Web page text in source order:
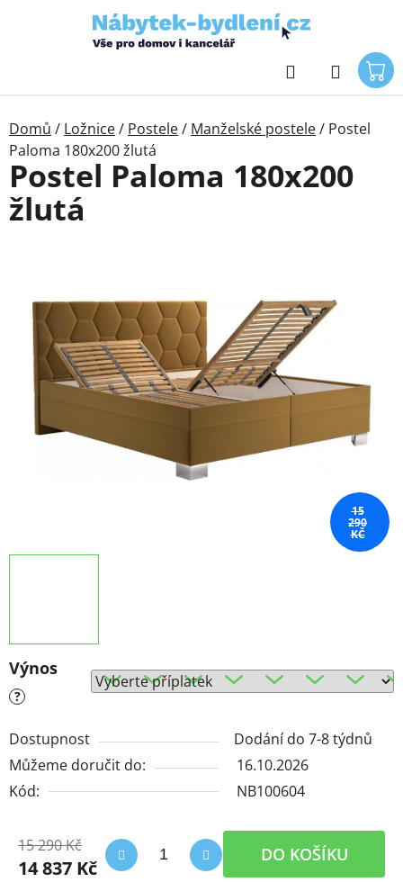
Hledat
Domů / Ložnice/ Postele/ Manželské postele/ Postel
Paloma 180x200 žlutá
Výnos
?
Dostupnost
Dodání do 7-8 týdnů
Můžeme doručit do:
16.10.2026
Kód:
NB100604
15 290 Kč
14 837 Kč
DO KOŠÍKU
Postel Paloma 180x200
žlutá
15
290
KČ